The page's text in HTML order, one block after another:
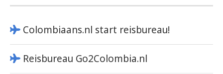
Colombiaans.nl start reisbureau!
Reisbureau Go2Colombia.nl